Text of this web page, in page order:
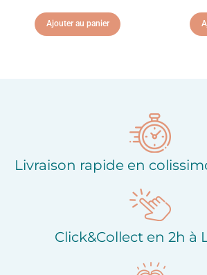
Ajouter au panier
Livraison rapide en
Click&Collect en 2h à